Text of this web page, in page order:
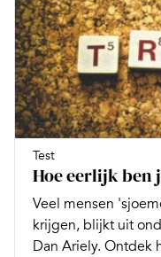
Test
Hoe eerlijk ben
Veel mensen
krijgen, blijkt uit
Dan Ariely. Ontdek